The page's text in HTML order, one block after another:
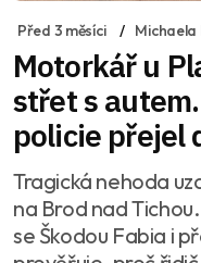
Před 3 měsíci
Motorkář u
střet s
policie přejel
Tragická nehoda
na Brod nad
se Škodou Fabia i